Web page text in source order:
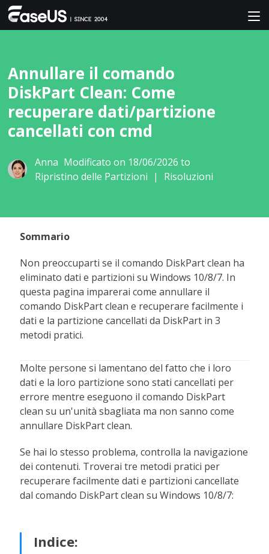
Annullare il comando
DiskPart Clean: Come
recuperare dati/partizione
cancellati con cmd
Anna Modificato on 18/06/2026 to
Ripristino delle Partizioni | Risoluzioni
Sommario
Non preoccuparti se il comando DiskPart clean ha
eliminato dati e partizioni su Windows 10/8/7. In
questa pagina imparerai come annullare il
comando DiskPart clean e recuperare facilmente i
dati e la partizione cancellati da DiskPart in 3
metodi pratici.
Molte persone si lamentano del fatto che i loro
dati e la loro partizione sono stati cancellati per
errore mentre eseguono il comando DiskPart
clean su un'unità sbagliata ma non sanno come
annullare DiskPart clean.
Se hai lo stesso problema, controlla la navigazione
dei contenuti. Troverai tre metodi pratici per
recuperare facilmente dati e partizioni cancellate
dal comando DiskPart clean su Windows 10/8/7:
Indice: